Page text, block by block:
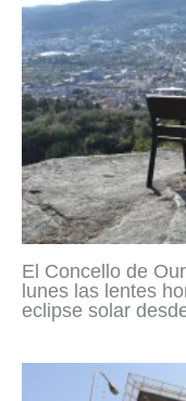
El Concello de
lunes las lentes
eclipse solar